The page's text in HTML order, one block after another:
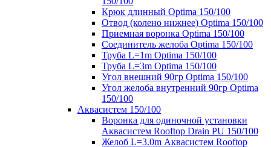
Крюк длинный Optima 150/100
Отвод (колено нижнее) Optima 150/100
Приемная воронка Optima 150/100
Соединитель желоба Optima 150/100
Труба L=1m Optima 150/100
Труба L=3m Optima 150/100
Угол внешний 90гр Optima 150/100
Угол желоба внутренний 90гр Optima
150/100
Аквасистем 150/100
Воронка для одиночной установки
Аквасистем Rooftop Drain PU 150/100
Желоб L=3.0m Аквасистем Rooftop